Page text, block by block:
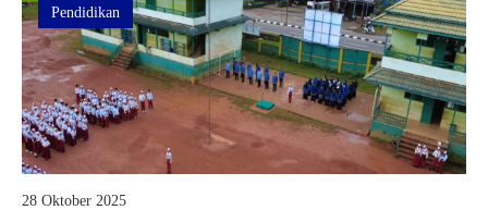
Pendidikan
28 Oktober 2025